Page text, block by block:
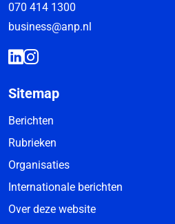
070 414 1300
business@anp.nl
Sitemap
Berichten
Rubrieken
Organisaties
Internationale berichten
Over deze website